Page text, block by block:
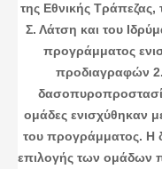
της Εθνικής
Σ. Λάτση και του
προγράμματος
προδιαγραφών
ομάδες ενισχύθηκαν
του προγράμματος. Η
επιλογής των ομάδων